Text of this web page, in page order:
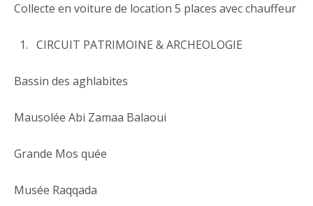
Collecte en voiture de location 5 places avec chauffeur
CIRCUIT PATRIMOINE & ARCHEOLOGIE
Bassin des aghlabites
Mausolée Abi Zamaa Balaoui
Grande Mos quée
Musée Raqqada